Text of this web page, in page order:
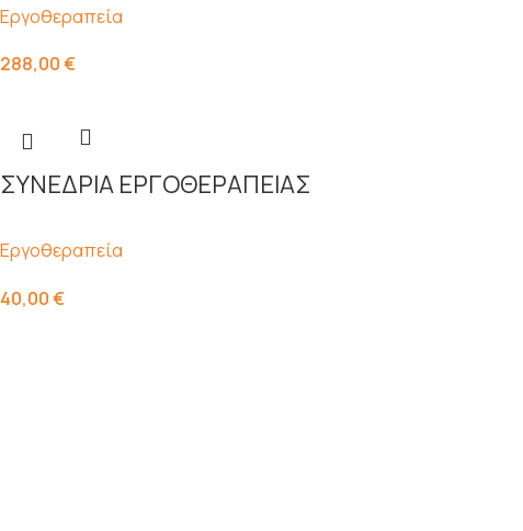
Εργοθεραπεία
288,00€
ΣΥΝΕΔΡΙΑ ΕΡΓΟΘΕΡΑΠΕΙΑΣ
Εργοθεραπεία
40,00€